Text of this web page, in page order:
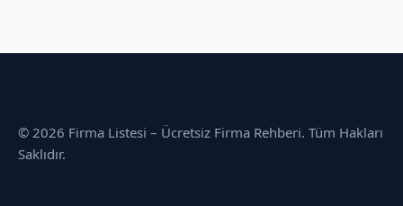
© 2026 Firma Listesi – Ücretsiz Firma Rehberi. Tüm Hakları
Saklıdır.